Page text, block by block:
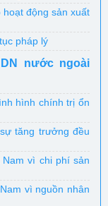
động sản xuất
pháp lý
nước ngoài
hình chính trị ổn
tăng trưởng đều
vì chi phí sản
vì nguồn nhân